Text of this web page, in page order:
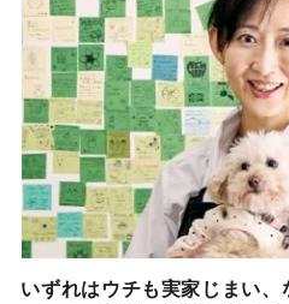
いずれはウチも実家じまい